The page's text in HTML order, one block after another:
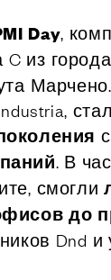
в Италии
Mariani
Day,
C из
. В
смогли
до
Dnd и